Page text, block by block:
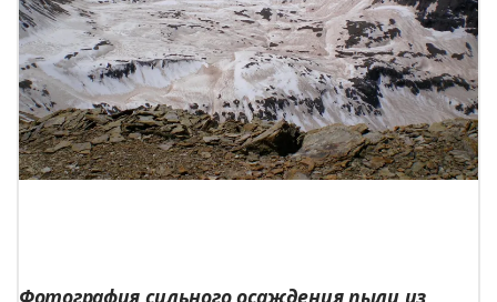
Фотография сильного осаждения пыли из